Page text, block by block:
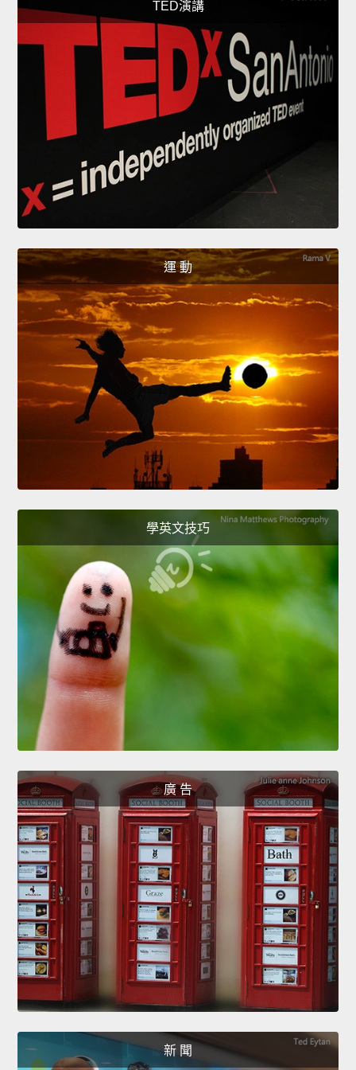
TED演講
運 動
學英文技巧
廣 告
新 聞